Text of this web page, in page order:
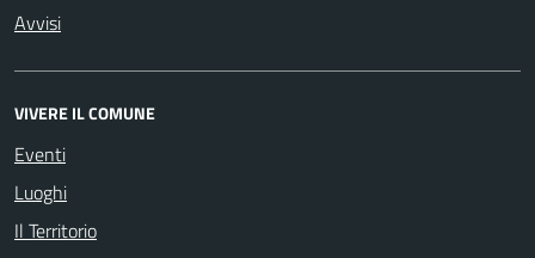
Avvisi
VIVERE IL COMUNE
Eventi
Luoghi
Il Territorio